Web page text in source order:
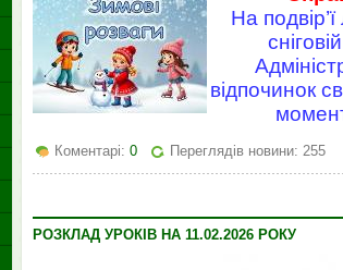
На
відпочинок
Коментарі: 0 Переглядів новини: 255
РОЗКЛАД УРОКІВ НА 11.02.2026 РОКУ